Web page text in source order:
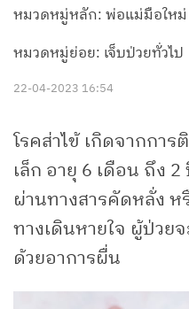
หมวดหมู่หลัก: พ่อแม่มือใหม่
หมวดหมู่ย่อย: เจ็บป่วยทั่วไป
22-04-2023 16:54
โรคส่าไข้ เกิดจากกา
เล็ก อายุ 6 เดือน ถึง
ผ่านทางสารคัดหลั่ง
ทางเดินหายใจ ผู้ป่วย
ด้วยอาการผื่น